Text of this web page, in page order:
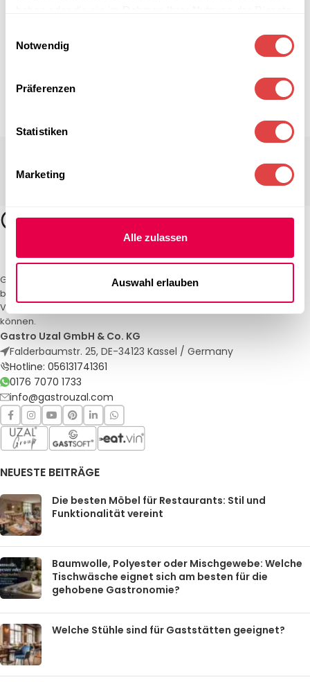
Notwendig
Präferenzen
Statistiken
Marketing
Alle zulassen
Auswahl erlauben
Gastro Uzal – Ihr Spezialist für Gastronomiemöbel und -textilien. Wir
bieten maßgeschneiderte Lösungen für Restaurants, Hotels und
Veranstaltungen. Qualität und Service, auf die Sie sich verlassen
können.
Gastro Uzal GmbH & Co. KG
Falderbaumstr. 25, DE-34123 Kassel / Germany
Hotline: 056131741361
0176 7070 1733
info@gastrouzal.com
NEUESTE BEITRÄGE
Die besten Möbel für Restaurants: Stil und
Funktionalität vereint
Baumwolle, Polyester oder Mischgewebe: Welche
Tischwäsche eignet sich am besten für die
gehobene Gastronomie?
Welche Stühle sind für Gaststätten geeignet?